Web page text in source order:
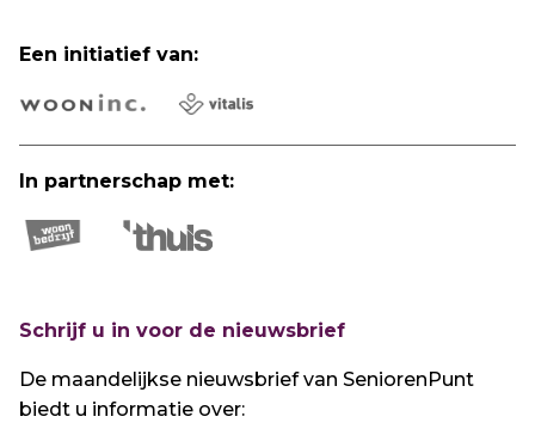
Een initiatief van:
In partnerschap met:
Schrijf u in voor de nieuwsbrief
De maandelijkse nieuwsbrief van SeniorenPunt
biedt u informatie over: